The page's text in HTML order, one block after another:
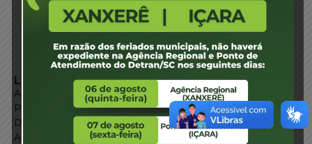
LINKS EXTERNOS
Agência de Notícias
Portal de Serviços
Diário Oficial
Acesso à Informação